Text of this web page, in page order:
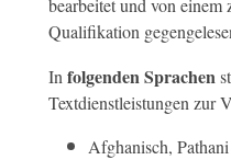
bearbeitet und von
Qualifikation
In folgenden Sprachen
Textdienstleistungen zur
Afghanisch, Pathani